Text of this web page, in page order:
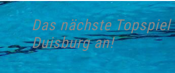
Das nächste
Duisburg an!